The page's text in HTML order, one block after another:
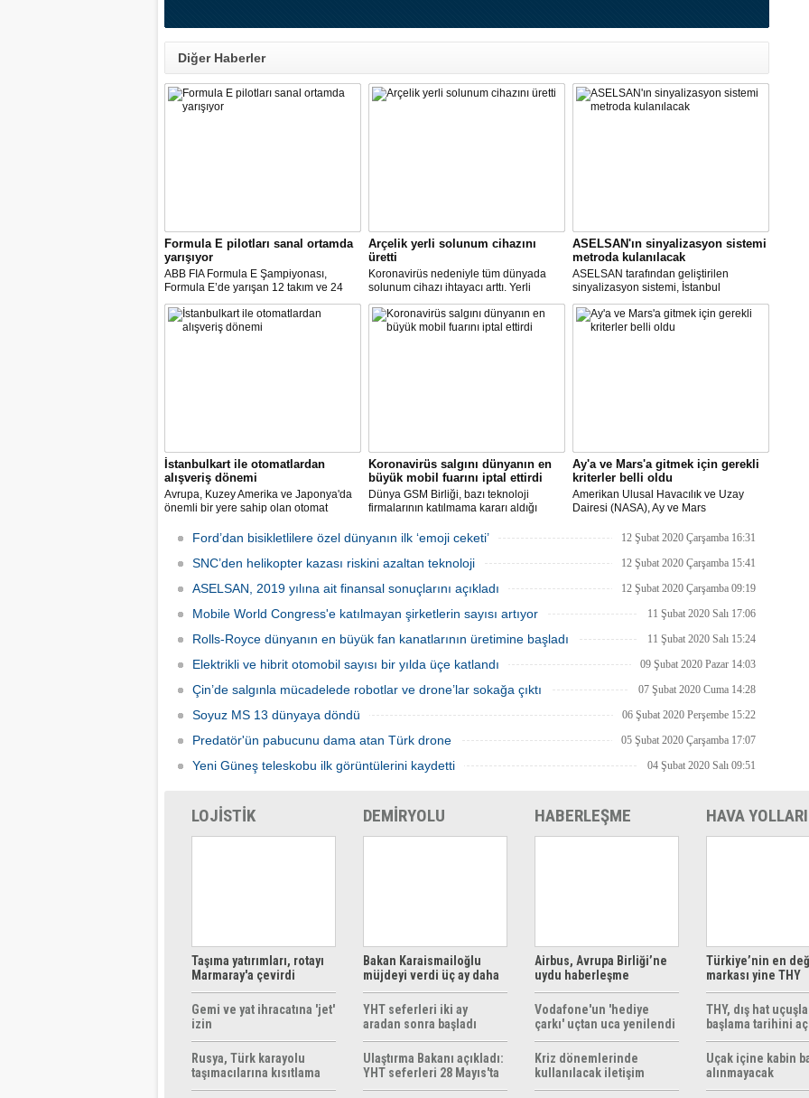
Diğer Haberler
Formula E pilotları sanal ortamda
yarışıyor
ABB FIA Formula E Şampiyonası,
Formula E’de yarışan 12 takım ve 24
pilot ile birlikte “ABB Formula E Race at
Home Challenge” organizasyonunda
yarışacak.
Arçelik yerli solunum cihazını
üretti
Koronavirüs nedeniyle tüm dünyada
solunum cihazı ihtayacı arttı. Yerli
solunum cihazı için ilk çalışmayı, Biosys
Biyomedikal tasarladı, Arçelik üretti.
ASELSAN ve Baykar Savunma
ASELSAN'ın sinyalizasyon sistemi
metroda kulanılacak
ASELSAN tarafından geliştirilen
sinyalizasyon sistemi, İstanbul
metrosunda kullanılacak.
İstanbulkart ile otomatlardan
alışveriş dönemi
Avrupa, Kuzey Amerika ve Japonya'da
önemli bir yere sahip olan otomat
Uluslararası Fuarcılık tarafından
Servis Sistemler Fuarı VENDEX
Koronavirüs salgını dünyanın en
büyük mobil fuarını iptal ettirdi
Dünya GSM Birliği, bazı teknoloji
firmalarının katılmama kararı aldığı
yapılmayacağını açıkladı.
Ay'a ve Mars'a gitmek için gerekli
kriterler belli oldu
Amerikan Ulusal Havacılık ve Uzay
Dairesi (NASA), Ay ve Mars
için ilan verdi.
Ford’dan bisikletlilere özel dünyanın ilk ‘emoji ceketi’ 12 Şubat 2020 Çarşamba 16:31
SNC’den helikopter kazası riskini azaltan teknoloji 12 Şubat 2020 Çarşamba 15:41
ASELSAN, 2019 yılına ait finansal sonuçlarını açıkladı 12 Şubat 2020 Çarşamba 09:19
Mobile World Congress'e katılmayan şirketlerin sayısı artıyor 11 Şubat 2020 Salı 17:06
Rolls-Royce dünyanın en büyük fan kanatlarının üretimine başladı 11 Şubat 2020 Salı 15:24
Elektrikli ve hibrit otomobil sayısı bir yılda üçe katlandı 09 Şubat 2020 Pazar 14:03
Çin’de salgınla mücadelede robotlar ve drone’lar sokağa çıktı 07 Şubat 2020 Cuma 14:28
Soyuz MS 13 dünyaya döndü 06 Şubat 2020 Perşembe 15:22
Predatör'ün pabucunu dama atan Türk drone 05 Şubat 2020 Çarşamba 17:07
Yeni Güneş teleskobu ilk görüntülerini kaydetti 04 Şubat 2020 Salı 09:51
LOJİSTİK
Taşıma yatırımları, rotayı
Marmaray'a çevirdi
Gemi ve yat ihracatına 'jet'
izin
Rusya, Türk karayolu
taşımacılarına kısıtlama
getirebilir
DEMİRYOLU
Bakan Karaismailoğlu
müjdeyi verdi üç ay daha
ücretsiz
YHT seferleri iki ay
aradan sonra başladı
Ulaştırma Bakanı açıkladı:
YHT seferleri 28 Mayıs'ta
başlıyor
HABERLEŞME
Airbus, Avrupa Birliği’ne
uydu haberleşme
çözümleri sunuyor
Vodafone'un 'hediye
çarkı' uçtan uca yenilendi
Kriz dönemlerinde
kullanılacak iletişim
yöntemleri rehberi
HAVA YOLLARI
Türkiye’nin en
markası yine THY
THY, dış hat
başlama tarihini
Uçak içine kabin
alınmayacak